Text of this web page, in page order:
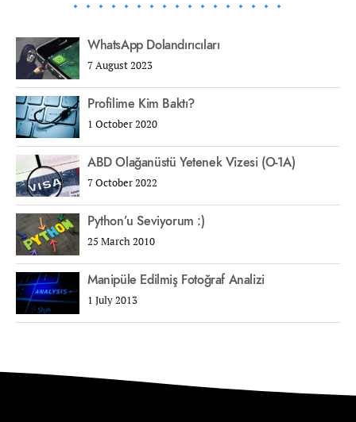
WhatsApp Dolandırıcıları
7 August 2023
Profilime Kim Baktı?
1 October 2020
ABD Olağanüstü Yetenek Vizesi (O-1A)
7 October 2022
Python’u Seviyorum :)
25 March 2010
Manipüle Edilmiş Fotoğraf Analizi
1 July 2013